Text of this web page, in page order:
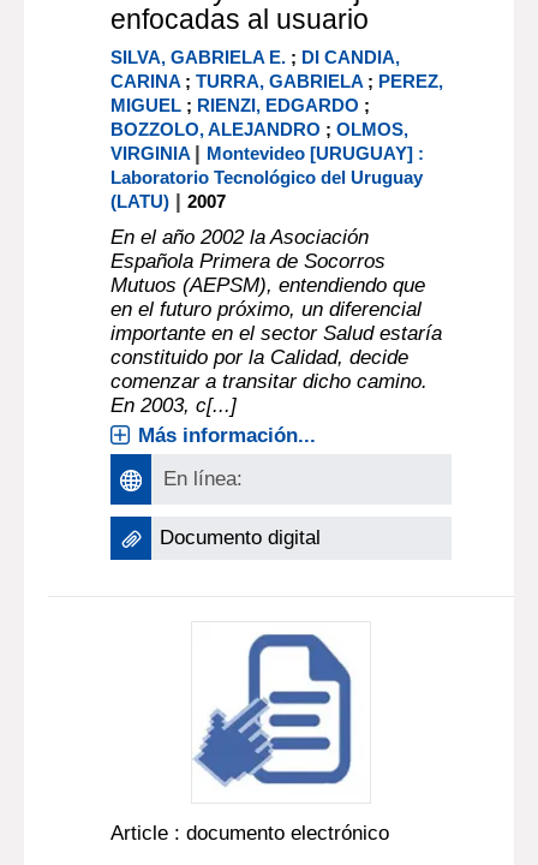
enfocadas al usuario
SILVA, GABRIELA E. ; DI CANDIA,
CARINA ;TURRA, GABRIELA ; PEREZ,
MIGUEL ; RIENZI, EDGARDO ;
BOZZOLO, ALEJANDRO ;OLMOS,
VIRGINIA | Montevideo [URUGUAY] :
Laboratorio Tecnológico del Uruguay
(LATU) |2007
En el año 2002 la Asociación
Española Primera de Socorros
Mutuos (AEPSM), entendiendo que
en el futuro próximo, un diferencial
importante en el sector Salud estaría
constituido por la Calidad, decide
comenzar a transitar dicho camino.
En 2003, c[...]
Más información...
En línea:
Documento digital
Article : documento electrónico